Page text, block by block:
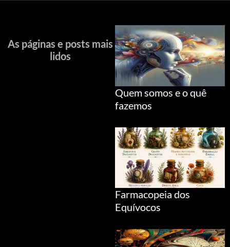
As páginas e posts mais
lidos
Quem somos e o quê
fazemos
Farmacopeia dos
Equívocos